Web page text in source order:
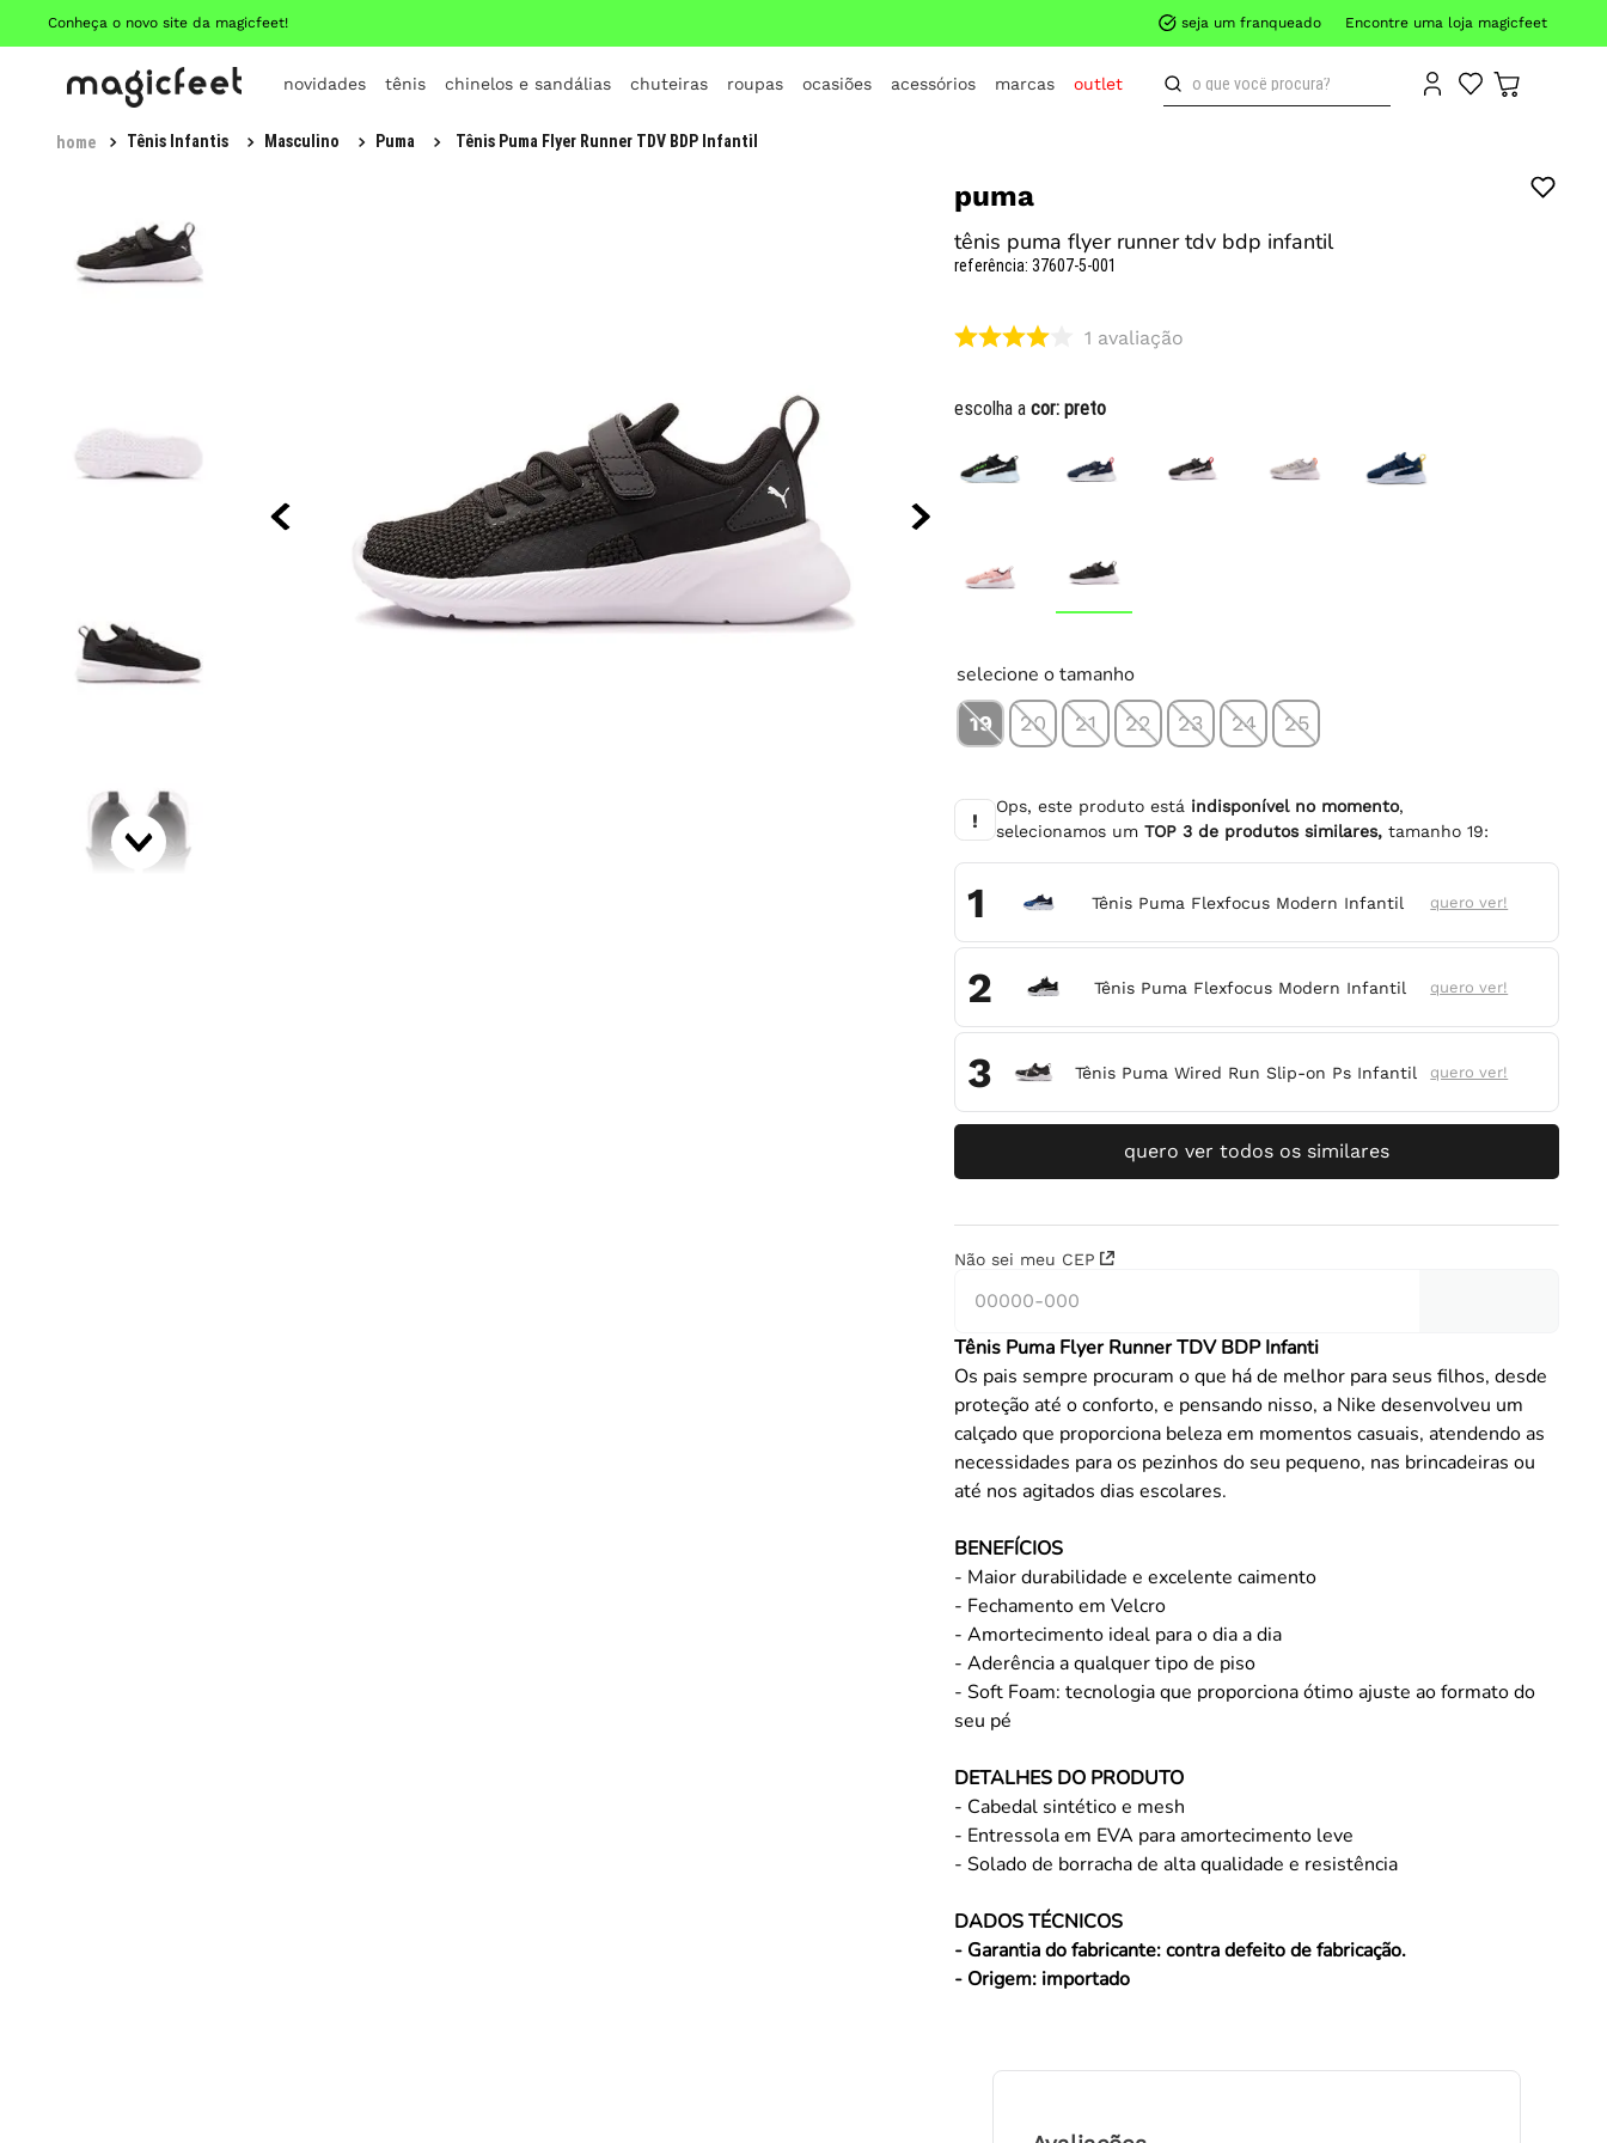
Conheça o novo site da magicfeet! seja um franqueado Encontre uma loja magicfeet
novidades tênis chinelos e sandálias chuteiras roupas ocasiões acessórios marcas outlet
o que você procura?
Tênis Infantis Masculino Puma Tênis Puma Flyer Runner TDV BDP Infantil
puma
tênis puma flyer runner tdv bdp infantil
referência:37607-5-001
1 avaliação
escolha acor:preto
selecione o tamanho
19 20 21 22 23 24 25
!
Ops, este produto está indisponível no momento,
selecionamos umTOP3 de produtos similares, tamanho19:
1 Tênis Puma Flexfocus Modern Infantil quero ver!
2 Tênis Puma Flexfocus Modern Infantil quero ver!
3 Tênis Puma Wired Run Slip-on Ps Infantil quero ver!
quero ver todos os similares
Não sei meu CEP
Tênis Puma Flyer Runner TDV BDP Infanti
Os pais sempre procuram o que há de melhor para seus filhos, desde
proteção até o conforto, e pensando nisso, a Nike desenvolveu um
calçado que proporciona beleza em momentos casuais, atendendo as
necessidades para os pezinhos do seu pequeno, nas brincadeiras ou
até nos agitados dias escolares.
BENEFÍCIOS
- Maior durabilidade e excelente caimento
- Fechamento em Velcro
- Amortecimento ideal para o dia a dia
- Aderência a qualquer tipo de piso
- Soft Foam: tecnologia que proporciona ótimo ajuste ao formato do
seu pé
DETALHES DO PRODUTO
- Cabedal sintético e mesh
- Entressola em EVA para amortecimento leve
- Solado de borracha de alta qualidade e resistência
DADOS TÉCNICOS
- Garantia do fabricante: contra defeito de fabricação.
- Origem: importado
TERMOS MAIS BUSCADOS
7º
vans
8º
all star
9º
new balance
10º tênis infantil